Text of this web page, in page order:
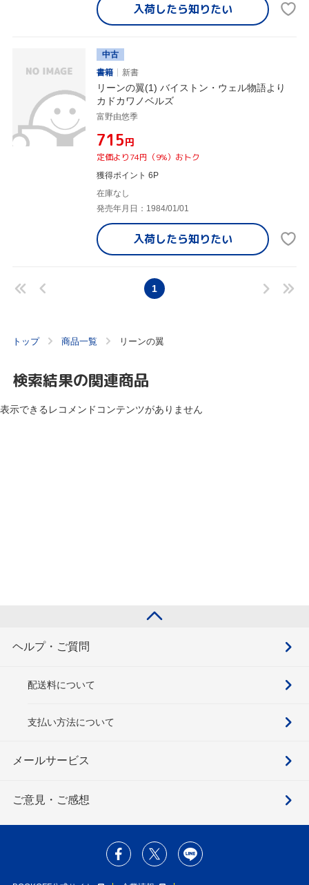
入荷したら知りたい
中古
書籍
新書
リーンの翼(1) バイストン・ウェル物語より
カドカワノベルズ
富野由悠季
¥715円
定価より74円（9%）おトク
獲得ポイント 6P
在庫なし
発売年月日：1984/01/01
入荷したら知りたい
1
トップ 商品一覧 リーンの翼
検索結果の関連商品
表示できるレコメンドコンテンツがありません
ヘルプ・ご質問
配送料について
支払い方法について
メールサービス
ご意見・ご感想